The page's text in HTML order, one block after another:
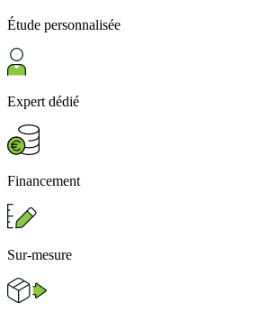
Étude personnalisée
Expert dédié
Financement
Sur-mesure